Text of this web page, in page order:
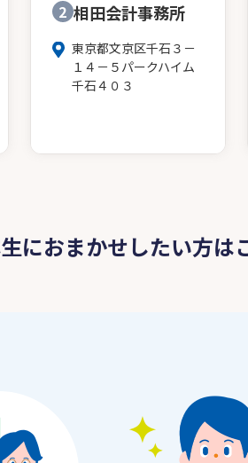
2 相田会計事務所
東京都文京区千石３－
１４－５パークハイム
千石４０３
におまかせしたい方は